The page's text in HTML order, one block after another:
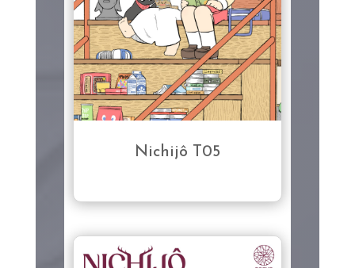
Nichijô T05